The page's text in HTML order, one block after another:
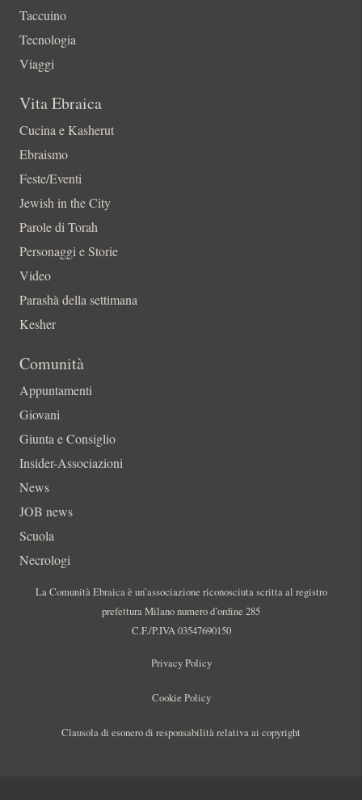
Taccuino
Tecnologia
Viaggi
Vita Ebraica
Cucina e Kasherut
Ebraismo
Feste/Eventi
Jewish in the City
Parole di Torah
Personaggi e Storie
Video
Parashà della settimana
Kesher
Comunità
Appuntamenti
Giovani
Giunta e Consiglio
Insider-Associazioni
News
JOB news
Scuola
Necrologi
La Comunità Ebraica è un’associazione riconosciuta scritta al registro
prefettura Milano numero d’ordine 285
C.F./P.IVA 03547690150
Privacy Policy
Cookie Policy
Clausola di esonero di responsabilità relativa ai copyright